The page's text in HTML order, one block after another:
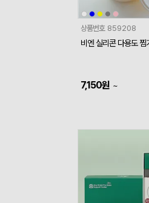
상품번호 859208
비엔 실리콘 다용도 찜
7,150원 ~